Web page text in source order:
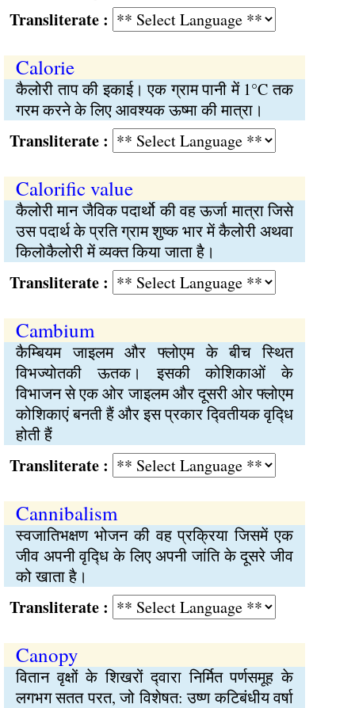
:
Calorie
कैलोरी ताप की इकाई। एक ग्राम पानी में 1°C तक
गरम करने के लिए आवश्यक ऊष्मा की मात्रा।
:
Calorific value
कैलोरी मान जैविक पदार्थो की वह ऊर्जा मात्रा जिसे
उस पदार्थ के प्रति ग्राम शुष्क भार में कैलोरी अथवा
किलोकैलोरी में व्यक्‍त किया जाता है।
:
Cambium
कैम्बियम जाइलम और फ्लोएम के बीच स्थित
विभज्योतकी ऊतक। इसकी कोशिकाओं के
विभाजन से एक ओर जाइलम और दूसरी ओर फ्लोएम
कोशिकाएं बनती हैं और इस प्रकार द्‍वितीयक वृद्‍धि
होती हैं
:
Cannibalism
स्वजातिभक्षण भोजन की वह प्रक्रिया जिसमें एक
जीव अपनी वृद्‍धि के लिए अपनी जांति के दूसरे जीव
को खाता है।
:
Canopy
वितान वृक्षों के शिखरों द्‍वारा निर्मित पर्णसमूह के
लगभग सतत परत, जो विशेषत: उष्ण कटिबंधीय वर्षा